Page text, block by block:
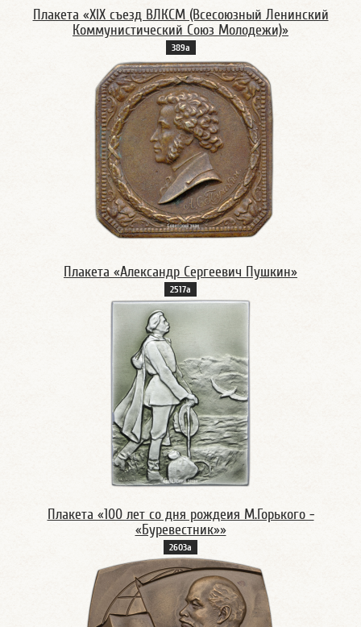
Плакета «XIX съезд ВЛКСМ (Всесоюзный Ленинский
Коммунистический Союз Молодежи)»
389а
Плакета «Александр Сергеевич Пушкин»
2517а
Плакета «100 лет со дня рождеия М.Горького -
«Буревестник»»
2603а